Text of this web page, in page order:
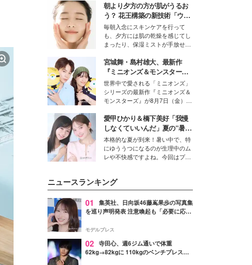
ションの完成度を高めるベースと
して、“髪そのものの美しさ”に改
めて注目する人が増えている様
子。今回は、そんな憧れの艶やか
な髪を日常で叶える、美容好きの
女性たちのヘアケア事情を紹介し
ます。
朝より夕方の方が肌がうるお
う？ 花王構築の新技術「ウォ
ーターキャプチャリングスキ
ン（捕水肌）」がスキンケア
の常識を変える予感
毎朝入念にスキンケアを行って
も、夕方には肌の乾燥を感じてし
まったり、保湿ミストが手放せな
な美容の常識を大きく変える可能
性を秘めた、革新的な「Water
Capturing Skin（ウォーターキャ
プチャリングスキン：捕水肌）」
技術を、花王が構築した。
宮城舞・島村雄大、最新作
『ミニオンズ＆モンスター
ズ』の魅力熱弁 ハチャメチャ
だけじゃない“友情と絆”に感
動
世界中で愛される「ミニオンズ」
シリーズの最新作『ミニオンズ＆
モンスターズ』が8月7日（金）に
ニオン好き”という共通点を持つモ
デルの宮城舞と島村雄大の特別対
談をお届け！それぞれの視点か
ら、今作ならではの魅力や予想外
の感動をもたらす奥深いストーリ
ーについて熱く語り合ってもらっ
愛甲ひかり＆橋下美好「我慢
しなくていいんだ」夏の“暑さ
対策”の新しい選択肢とは？
本格的な夏が到来！暑い中で、特
にゆううつになるのが生理中のム
レや不快感ですよね。今回はプラ
好さんを迎えて本音で女子会トー
ク。猛暑のお出かけを快適に過ご
すヒントや、2人が感動した夏の
生理の新常識にも迫りました。
ニュースランキング
01
集英社、日向坂46藤嶌果歩の写真集
を巡り声明発表 注意喚起も「必要に応じ
モデルプレス
02 寺田心、週6ジム通いで体重
62kg→82kgに 110kgのベンチプレス持